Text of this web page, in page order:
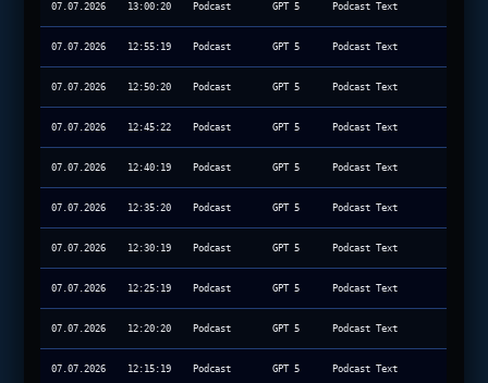
07.07.2026 13:00:20 Podcast GPT 5 Podcast Text
07.07.2026 12:55:19 Podcast GPT 5 Podcast Text
07.07.2026 12:50:20 Podcast GPT 5 Podcast Text
07.07.2026 12:45:22 Podcast GPT 5 Podcast Text
07.07.2026 12:40:19 Podcast GPT 5 Podcast Text
07.07.2026 12:35:20 Podcast GPT 5 Podcast Text
07.07.2026 12:30:19 Podcast GPT 5 Podcast Text
07.07.2026 12:25:19 Podcast GPT 5 Podcast Text
07.07.2026 12:20:20 Podcast GPT 5 Podcast Text
07.07.2026 12:15:19 Podcast GPT 5 Podcast Text